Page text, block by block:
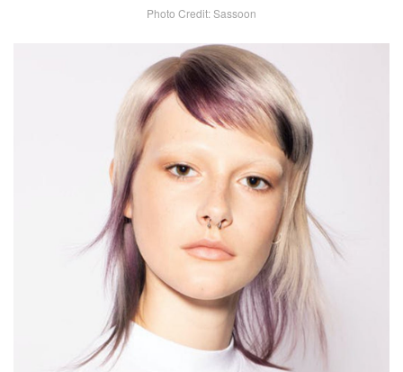
Photo Credit: Sassoon